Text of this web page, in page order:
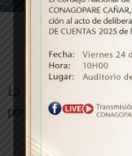
La parroquia
perteneciente al cantón